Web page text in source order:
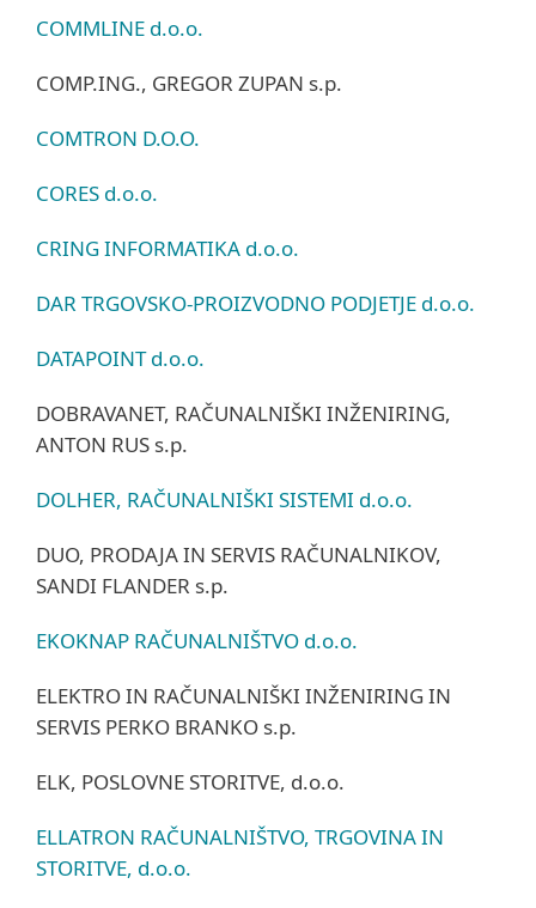
COMMLINE d.o.o.
COMP.ING., GREGOR ZUPAN s.p.
COMTRON D.O.O.
CORES d.o.o.
CRING INFORMATIKA d.o.o.
DAR TRGOVSKO-PROIZVODNO PODJETJE d.o.o.
DATAPOINT d.o.o.
DOBRAVANET, RAČUNALNIŠKI INŽENIRING,
ANTON RUS s.p.
DOLHER, RAČUNALNIŠKI SISTEMI d.o.o.
DUO, PRODAJA IN SERVIS RAČUNALNIKOV,
SANDI FLANDER s.p.
EKOKNAP RAČUNALNIŠTVO d.o.o.
ELEKTRO IN RAČUNALNIŠKI INŽENIRING IN
SERVIS PERKO BRANKO s.p.
ELK, POSLOVNE STORITVE, d.o.o.
ELLATRON RAČUNALNIŠTVO, TRGOVINA IN
STORITVE, d.o.o.